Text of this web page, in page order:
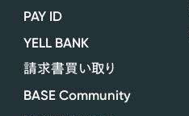
PAY ID
YELL BANK
請求書買い取り
BASE Community